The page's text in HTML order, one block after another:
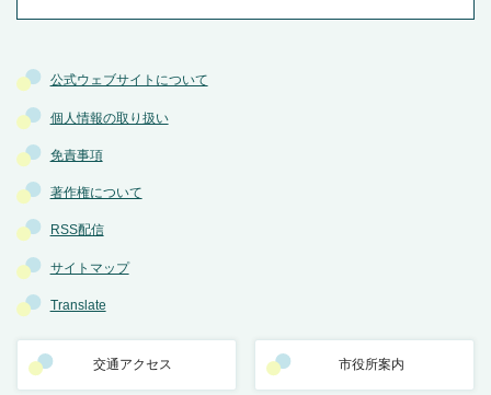
公式ウェブサイトについて
個人情報の取り扱い
免責事項
著作権について
RSS配信
サイトマップ
Translate
交通アクセス 市役所案内